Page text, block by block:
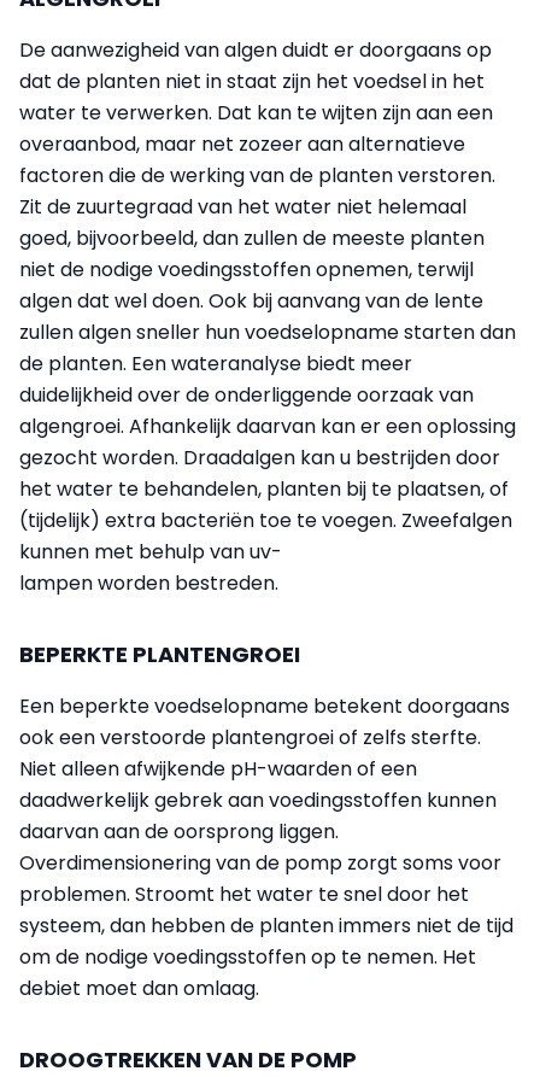
De aanwezigheid van algen duidt er doorgaans op
dat de planten niet in staat zijn het voedsel in het
water te verwerken. Dat kan te wijten zijn aan een
overaanbod, maar net zozeer aan alternatieve
factoren die de werking van de planten verstoren.
Zit de zuurtegraad van het water niet helemaal
goed, bijvoorbeeld, dan zullen de meeste planten
niet de nodige voedingsstoffen opnemen, terwijl
algen dat wel doen. Ook bij aanvang van de lente
zullen algen sneller hun voedselopname starten dan
de planten. Een wateranalyse biedt meer
duidelijkheid over de onderliggende oorzaak van
algengroei. Afhankelijk daarvan kan er een oplossing
gezocht worden. Draadalgen kan u bestrijden door
het water te behandelen, planten bij te plaatsen, of
(tijdelijk) extra bacteriën toe te voegen. Zweefalgen
kunnen met behulp van uv-
lampenworden bestreden.
BEPERKTE PLANTENGROEI
Een beperkte voedselopname betekent doorgaans
ook een verstoorde plantengroei of zelfs sterfte.
Niet alleen afwijkende pH-waarden of een
daadwerkelijk gebrek aan voedingsstoffen kunnen
daarvan aan de oorsprong liggen.
Overdimensionering van de pomp zorgt soms voor
problemen. Stroomt het water te snel door het
systeem, dan hebben de planten immers niet de tijd
om de nodige voedingsstoffen op te nemen. Het
debiet moet dan omlaag.
DROOGTREKKEN VAN DE POMP